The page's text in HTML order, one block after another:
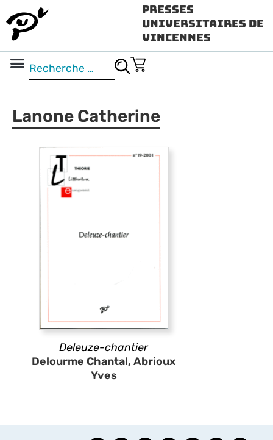
Presses
Universitaires de
Vincennes
Lanone Catherine
Deleuze-chantier
Delourme Chantal, Abrioux
Yves